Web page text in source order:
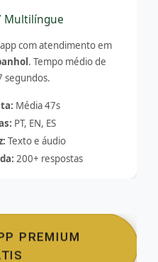
Multilíngue
com atendimento em
. Tempo médio de
segundos.
Média 47s
PT, EN, ES
Texto e áudio
200+ respostas
PREMIUM